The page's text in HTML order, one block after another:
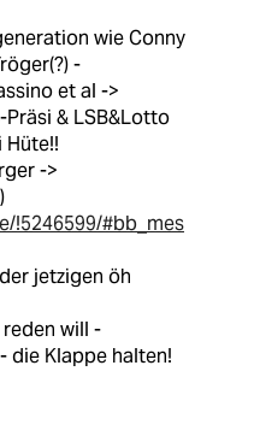
wie Conny
-
et al ->
Präsi & LSB&Lotto
Hüte!!
->
!5246599/#bb_mes
jetzigen öh
will -
die Klappe halten!